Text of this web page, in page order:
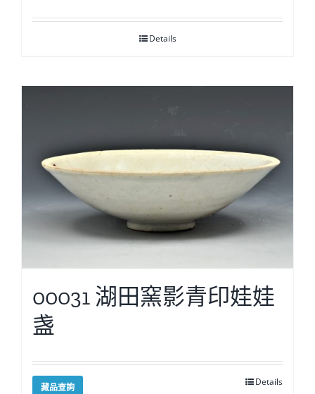
Details
00031 湖田窯影青印娃娃
盏
藏品查詢 Details